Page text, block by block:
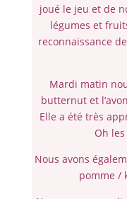
joué le jeu et de
légumes et
reconnaissance
Mardi matin
butternut et
Elle a été très
Oh
Nous avons
pomme /